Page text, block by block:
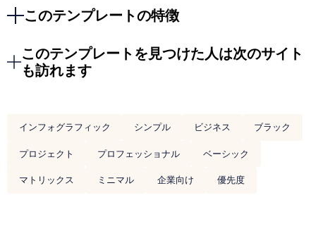
このテンプレートの特徴
このテンプレートを見つけた人は次のサイト
も訪れます
インフォグラフィック シンプル ビジネス
ブラック
プロジェクト
プロフェッショナル
ベーシック
マトリックス
ミニマル 企業向け 優先度